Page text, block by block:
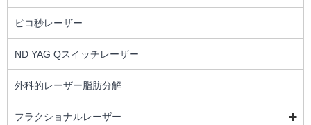
ピコ秒レーザー
ND YAG Qスイッチレーザー
外科的レーザー脂肪分解
フラクショナルレーザー